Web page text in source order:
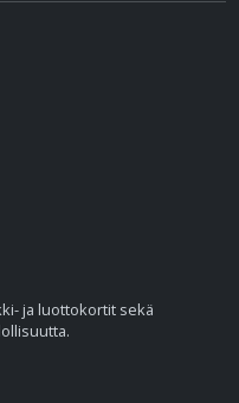
ja luottokortit sekä